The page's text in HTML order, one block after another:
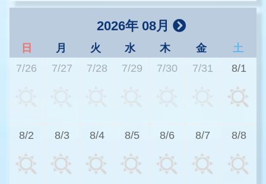
2026年 08月
日 月 火 水 木 金
土
7/26
7/27 7/28 7/29 7/30 7/31 8/1
8/2 8/3 8/4 8/5 8/6 8/7 8/8